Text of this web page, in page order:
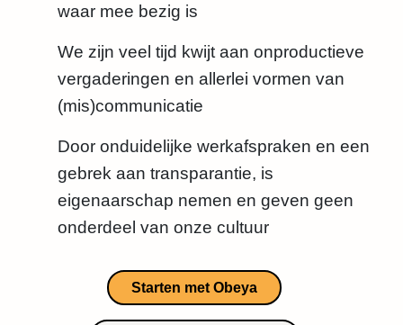
waar mee bezig is
We zijn veel tijd kwijt aan onproductieve
vergaderingen en allerlei vormen van
(mis)communicatie
Door onduidelijke werkafspraken en een
gebrek aan transparantie, is
eigenaarschap nemen en geven geen
onderdeel van onze cultuur
Starten met Obeya